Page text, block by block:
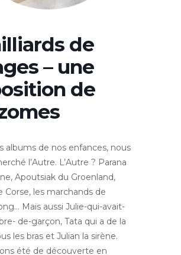
de
– une
de
albums de nos enfances, nous
l’Autre. L’Autre ? Parana
Apoutsiak du Groenland,
Corse, les marchands de
Mais aussi Julie-qui-avait-
de-garçon, Tata qui a de la
les bras et Julian la sirène.
été de découverte en